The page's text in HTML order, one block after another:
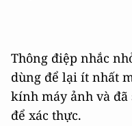
Thông điệp nhắc
dùng để lại ít nhất
kính máy ảnh và
để xác thực.